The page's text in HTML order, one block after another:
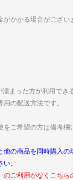
かかる場合がござい
まった方が利用でき
用の配送方法です。
ご希望の方は備考欄
他の商品を同時購入
。
ご利用がなくこちら